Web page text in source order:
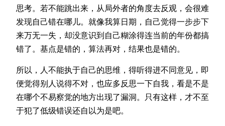
思考。若不能跳出来，从局外者的角度去反观，会很难
发现自己错在哪儿。就像我算日期，自己觉得一步步下
来万无一失，却没意识到自己糊涂得连当前的年份都搞
错了。基点是错的，算法再对，结果也是错的。
所以，人不能执于自己的思维，得听得进不同意见，即
便觉得别人说得不对，也应多反思一下自我，看是不是
在哪个不易察觉的地方出现了漏洞。只有这样，才不至
于犯了低级错误还自以为是吧。